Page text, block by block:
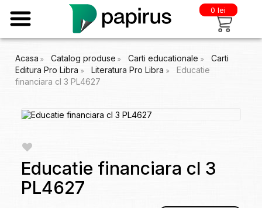
0 lei
Acasa Catalog produse Carti educationale
Carti
Editura Pro Libra
Literatura Pro Libra
Educatie
financiara cl 3 PL4627
Educatie financiara cl 3
PL4627